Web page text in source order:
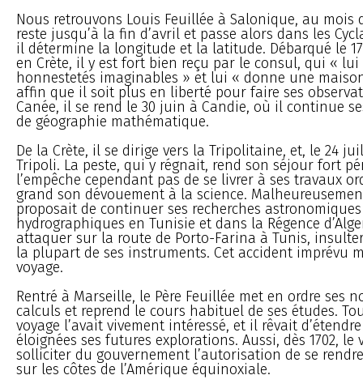
Nous retrouvons Louis Feuillée à Salonique, au mois
reste jusqu’à la fin d’avril et passe alors dans les
il détermine la longitude et la latitude. Débarqué le
en Crète, il y est fort bien reçu par le consul, qui «
honnestetés imaginables » et lui « donne une
affin que il soit plus en liberté pour faire ses
Canée, il se rend le 30 juin à Candie, où il continue
de géographie mathématique.
De la Crète, il se dirige vers la Tripolitaine, et, le 24
Tripoli. La peste, qui y régnait, rend son séjour fort
l’empêche cependant pas de se livrer à ses travaux
grand son dévouement à la science.
proposait de continuer ses recherches
hydrographiques en Tunisie et dans la Régence
attaquer sur la route de Porto-Farina à Tunis,
la plupart de ses instruments. Cet accident imprévu
voyage.
Rentré à Marseille, le Père Feuillée met en ordre ses
calculs et reprend le cours habituel de ses études.
voyage l’avait vivement intéressé, et il rêvait
éloignées ses futures explorations. Aussi, dès 1702, le
solliciter du gouvernement l’autorisation de se
sur les côtes de l’Amérique équinoxiale.